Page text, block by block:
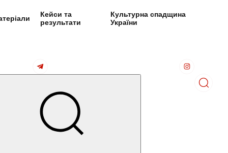
Кейси та
результати
Культурна спадщина
України